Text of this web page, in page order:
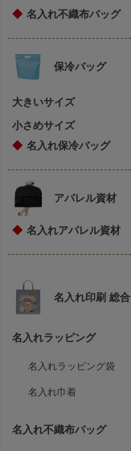
◆ 名入れ不織布バッグ
保冷バッグ
大きいサイズ
小さめサイズ
◆ 名入れ保冷バッグ
アパレル資材
◆ 名入れアパレル資材
名入れ印刷 総合
名入れラッピング
名入れラッピング袋
名入れ巾着
名入れ不織布バッグ